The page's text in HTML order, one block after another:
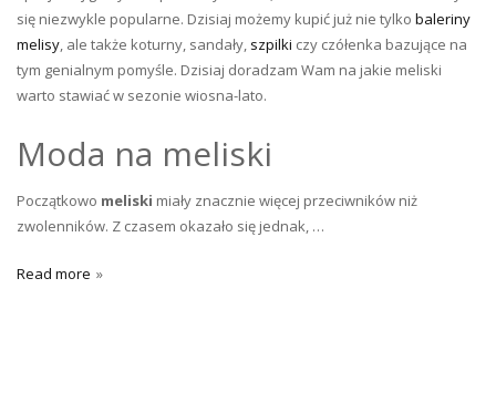
się niezwykle popularne. Dzisiaj możemy kupić już nie tylko baleriny
melisy, ale także koturny, sandały, szpilki czy czółenka bazujące na
tym genialnym pomyśle. Dzisiaj doradzam Wam na jakie meliski
warto stawiać w sezonie wiosna-lato.
Moda na meliski
Początkowo meliski miały znacznie więcej przeciwników niż
zwolenników. Z czasem okazało się jednak, …
Read more